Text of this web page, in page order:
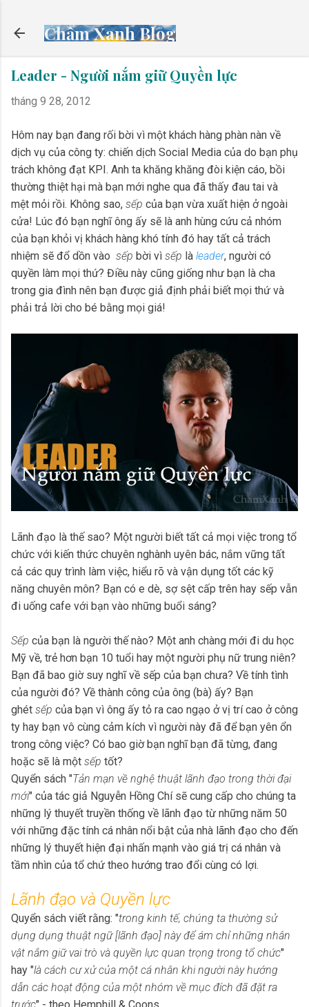
Chấm Xanh Blog
Leader - Người nắm giữ Quyền lực
tháng 9 28, 2012
Hôm nay bạn đang rối bời vì một khách hàng phàn nàn về
dịch vụ của công ty: chiến dịch Social Media của do bạn phụ
trách không đạt KPI. Anh ta khăng khăng đòi kiện cáo, bồi
thường thiệt hại mà bạn mới nghe qua đã thấy đau tai và
mệt mỏi rồi. Không sao, sếp của bạn vừa xuất hiện ở ngoài
cửa! Lúc đó bạn nghĩ ông ấy sẽ là anh hùng cứu cả nhóm
của bạn khỏi vị khách hàng khó tính đó hay tất cả trách
nhiệm sẽ đổ dồn vào sếp bời vì sếp là leader, người có
quyền làm mọi thứ? Điều này cũng giống như bạn là cha
trong gia đình nên bạn được giả định phải biết mọi thứ và
phải trả lời cho bé bằng mọi giá!
Lãnh đạo là thế sao? Một người biết tất cả mọi việc trong tổ
chức với kiến thức chuyên nghành uyên bác, nắm vững tất
cả các quy trình làm việc, hiểu rõ và vận dụng tốt các kỹ
năng chuyên môn? Bạn có e dè, sợ sệt cấp trên hay sếp vẫn
đi uống cafe với bạn vào những buổi sáng?
Sếp của bạn là người thế nào? Một anh chàng mới đi du học
Mỹ về, trẻ hơn bạn 10 tuổi hay một người phụ nữ trung niên?
Bạn đã bao giờ suy nghĩ về sếp của bạn chưa? Về tính tình
của người đó? Về thành công của ông (bà) ấy? Bạn
ghét sếp của bạn vì ông ấy tỏ ra cao ngạo ở vị trí cao ở công
ty hay bạn vô cùng cảm kích vì người này đã để bạn yên ổn
trong công việc? Có bao giờ bạn nghĩ bạn đã từng, đang
hoặc sẽ là một sếp tốt?
Quyển sách "Tản mạn về nghệ thuật lãnh đạo trong thời đại
mới" của tác giả Nguyễn Hồng Chí sẽ cung cấp cho chúng ta
những lý thuyết truyền thống về lãnh đạo từ những năm 50
với những đặc tính cá nhân nổi bật của nhà lãnh đạo cho đến
những lý thuyết hiện đại nhấn mạnh vào giá trị cá nhân và
tầm nhìn của tổ chứ theo hướng trao đổi cùng có lợi.
Lãnh đạo và Quyền lực
Quyển sách viết rằng: "trong kinh tế, chúng ta thường sử
dụng dụng thuật ngữ[lãnh đạo] này để ám chỉ những nhân
vật nắm giữ vai trò và quyền lực quan trọng trong tổ chức"
hay "là cách cư xử của một cá nhân khi người này hướng
dẫn các hoạt động của một nhóm về mục đích đã đặt ra